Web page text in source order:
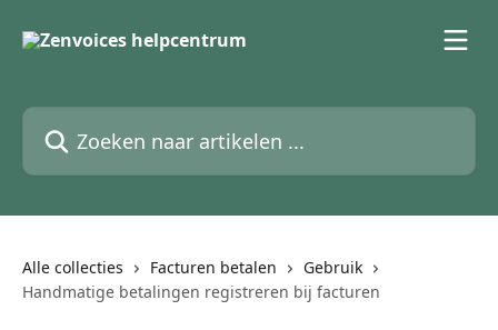
Zoeken naar artikelen ...
Alle collecties Facturen betalen
Gebruik
Handmatige betalingen registreren bij facturen